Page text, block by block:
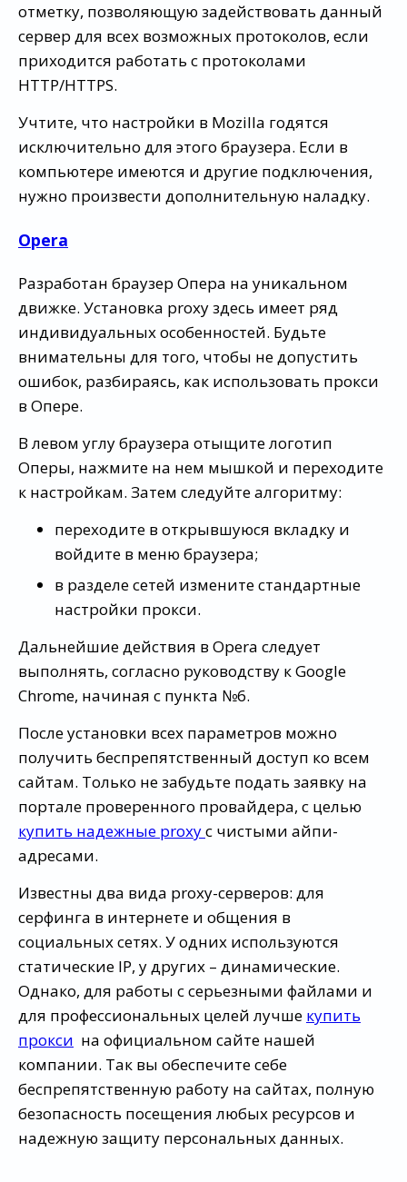
отметку, позволяющую задействовать данный
сервер для всех возможных протоколов, если
приходится работать с протоколами
HTTP/HTTPS.
Учтите, что настройки в Mozilla годятся
исключительно для этого браузера. Если в
компьютере имеются и другие подключения,
нужно произвести дополнительную наладку.
Opera
Разработан браузер Опера на уникальном
движке. Установка proxy здесь имеет ряд
индивидуальных особенностей. Будьте
внимательны для того, чтобы не допустить
ошибок, разбираясь, как использовать прокси
в Опере.
В левом углу браузера отыщите логотип
Оперы, нажмите на нем мышкой и переходите
к настройкам. Затем следуйте алгоритму:
переходите в открывшуюся вкладку и
войдите в меню браузера;
в разделе сетей измените стандартные
настройки прокси.
Дальнейшие действия в Opera следует
выполнять, согласно руководству к Google
Chrome, начиная с пункта №6.
После установки всех параметров можно
получить беспрепятственный доступ ко всем
сайтам. Только не забудьте подать заявку на
портале проверенного провайдера, с целью
купить надежные proxyс чистыми айпи-
адресами.
Известны два вида proxy-серверов: для
серфинга в интернете и общения в
социальных сетях. У одних используются
статические IP, у других – динамические.
Однако, для работы с серьезными файлами и
для профессиональных целей лучше купить
прокси на официальном сайте нашей
компании. Так вы обеспечите себе
беспрепятственную работу на сайтах, полную
безопасность посещения любых ресурсов и
надежную защиту персональных данных.